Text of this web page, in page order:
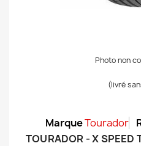
Photo non
(livré
MarqueTourador
TOURADOR - X